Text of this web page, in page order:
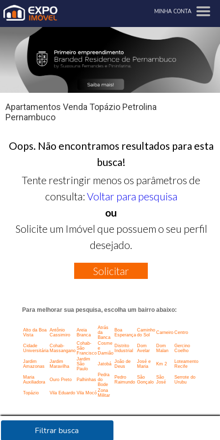
MINHA CONTA
Filtrar busca
Apartamentos Venda Topázio Petrolina
Pernambuco
Oops. Não encontramos resultados para esta
busca!
Tente restringir menos os parâmetros de
consulta: Voltar para pesquisa
ou
Solicite um Imóvel que possuem o seu perfil
desejado.
Solicitar
Para melhorar sua pesquisa, escolha um bairro abaixo:
Alto da Boa
Vista
Antônio
Cassimiro
Areia
Branca
Atrás
da
Banca
Boa
Esperança
Caminho
do Sol
Carneiro Centro
Cidade
Universitária
Cohab-
Massangano
Cohab-
São
Francisco
Cosme
e
Damião
Distrito
Industrial
Dom
Avelar
Dom
Malan
Gercino
Coelho
Jardim
Amazonas
Jardim
Maravilha
Jardim
São
Paulo
Jatobá
João de
Deus
José e
Maria
Km 2
Loteamento
Recife
Maria
Auxiliadora
Ouro Preto Palhinhas
Pedra
do
Bode
Pedro
Raimundo
São
Gonçalo
São
José
Serrote do
Urubu
Topázio Vila Eduardo Vila Mocó Zona
Militar